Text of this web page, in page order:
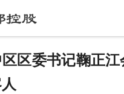
区委书记鞠正